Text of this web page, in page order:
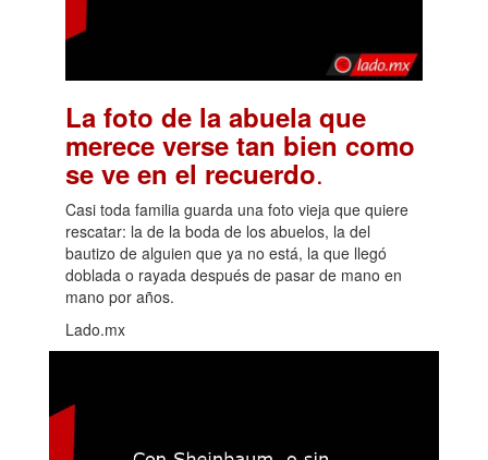
La foto de la abuela que
merece verse tan bien como
se ve en el recuerdo.
Casi toda familia guarda una foto vieja que quiere
rescatar: la de la boda de los abuelos, la del
bautizo de alguien que ya no está, la que llegó
doblada o rayada después de pasar de mano en
mano por años.
Lado.mx